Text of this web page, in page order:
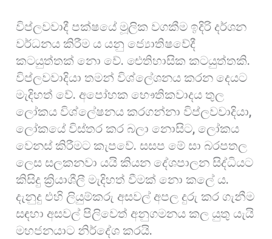
විප්ලවවාදී පක්ෂයේ මූලික වගකීම ඉදිරි දර්ශන
වර්ධනය කිරීම ය යනු ජ්‍යොතිෂවේදී
කටයුත්තක් නො වේ. ඓතිහාසික කටයුත්තකි.
විප්ලවවාදියා තමන් විශ්ලේශනය කරන දෙයට
මැදිහත් වේ. අපෝහක භෞතිකවාදය තුල
ලෝකය විශ්ලේෂනය කරගන්නා විප්ලවවාදියා,
ලෝකයේ විස්තර කර බලා නොසිට, ලෝකය
වෙනස් කිරීමට කැපවේ. සසප මේ සා බරපතල
ලෙස සලකනවා යයි කියන දේශපාලන සිද්ධියට
කිසිදු ක්‍රියාශීලී මැදිහත් වීමක් නො කලේ ය.
දැනුදු එහි ලියුම්කරු අසවල් අපල දුරු කර ගැනීම
සඳහා අසවල් පිලිවෙත් අනුගමනය කල යුතු යැයි
මහජනයාට නිර්දේශ කරයි.